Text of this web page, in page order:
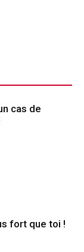
cas de
fort que toi !